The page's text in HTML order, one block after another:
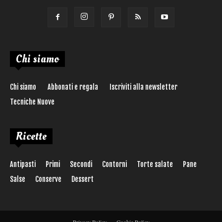
Chi siamo
Chi siamo Abbonati e regala
Iscriviti alla newsletter
Tecniche Nuove
Ricette
Antipasti Primi Secondi Contorni Torte salate
Pane
Salse
Conserve Dessert